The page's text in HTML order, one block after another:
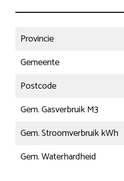
Provincie
Gemeente
Postcode
Gem. Gasverbruik M3
Gem. Stroomverbruik kWh
Gem. Waterhardheid